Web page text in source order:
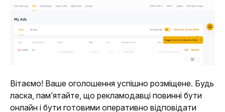
Вітаємо! Ваше оголошення успішно розміщене. Будь
ласка, пам’ятайте, що рекламодавці повинні бути
онлайн і бути готовими оперативно відповідати